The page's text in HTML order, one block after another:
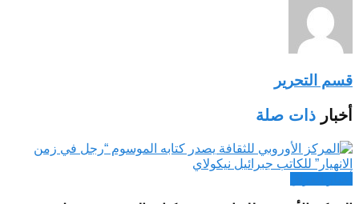
قسم التحرير
أخبار ذات صلة